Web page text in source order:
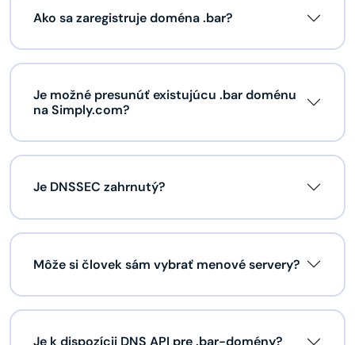
Ako sa zaregistruje doména .bar?
Je možné presunúť existujúcu .bar doménu
na Simply.com?
Je DNSSEC zahrnutý?
Môže si človek sám vybrať menové servery?